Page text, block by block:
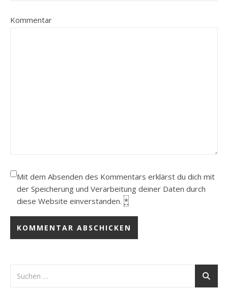
Kommentar
Mit dem Absenden des Kommentars erklärst du dich mit
der Speicherung und Verarbeitung deiner Daten durch
diese Website einverstanden. *